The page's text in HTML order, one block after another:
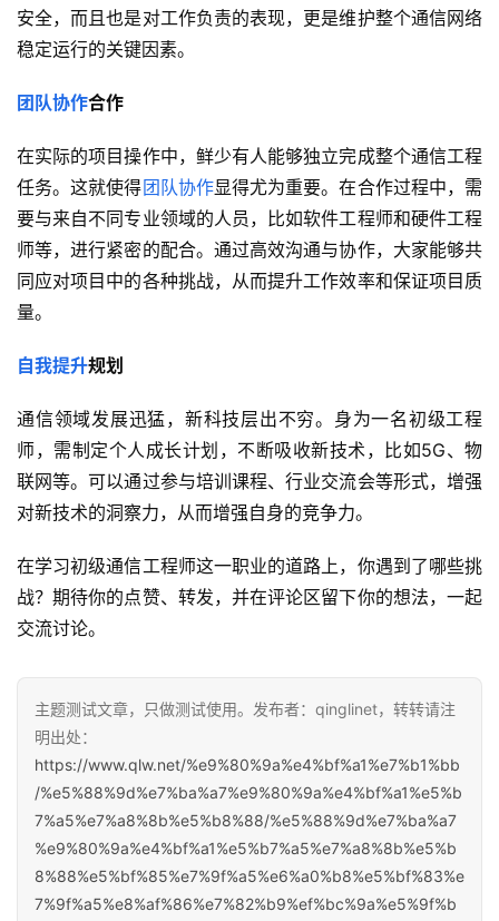
安全，而且也是对工作负责的表现，更是维护整个通信网络
稳定运行的关键因素。
团队协作合作
在实际的项目操作中，鲜少有人能够独立完成整个通信工程
任务。这就使得团队协作显得尤为重要。在合作过程中，需
要与来自不同专业领域的人员，比如软件工程师和硬件工程
师等，进行紧密的配合。通过高效沟通与协作，大家能够共
同应对项目中的各种挑战，从而提升工作效率和保证项目质
量。
自我提升规划
通信领域发展迅猛，新科技层出不穷。身为一名初级工程
师，需制定个人成长计划，不断吸收新技术，比如5G、物
联网等。可以通过参与培训课程、行业交流会等形式，增强
对新技术的洞察力，从而增强自身的竞争力。
在学习初级通信工程师这一职业的道路上，你遇到了哪些挑
战？期待你的点赞、转发，并在评论区留下你的想法，一起
交流讨论。
主题测试文章，只做测试使用。发布者：qinglinet，转转请注
明出处：
https://www.qlw.net/%e9%80%9a%e4%bf%a1%e7%b1%bb
/%e5%88%9d%e7%ba%a7%e9%80%9a%e4%bf%a1%e5%b
7%a5%e7%a8%8b%e5%b8%88/%e5%88%9d%e7%ba%a7
%e9%80%9a%e4%bf%a1%e5%b7%a5%e7%a8%8b%e5%b
8%88%e5%bf%85%e7%9f%a5%e6%a0%b8%e5%bf%83%e
7%9f%a5%e8%af%86%e7%82%b9%ef%bc%9a%e5%9f%b